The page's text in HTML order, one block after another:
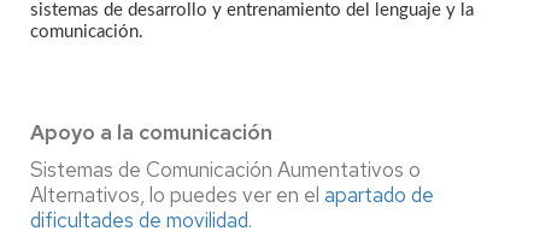
sistemas de desarrollo y entrenamiento del lenguaje y la
comunicación.
Apoyo a la comunicación
Sistemas de Comunicación Aumentativos o
Alternativos, lo puedes ver en el apartado de
dificultades de movilidad.